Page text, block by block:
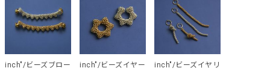
inch"/ビーズブロー
inch"/ビーズイヤー
inch"/ビーズイヤリ